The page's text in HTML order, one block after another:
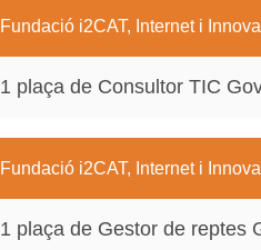
Fundació i2CAT, Internet i
1 plaça de Consultor TIC
Fundació i2CAT, Internet i
1 plaça de Gestor de reptes